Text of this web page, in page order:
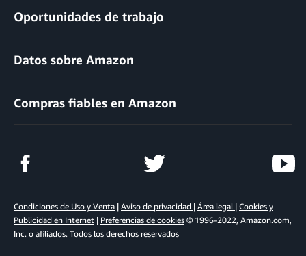
Oportunidades de trabajo
Datos sobre Amazon
Compras fiables en Amazon
Condiciones de Uso y Venta | Aviso de privacidad | Área legal | Cookies y
Publicidad en Internet | Preferencias de cookies © 1996-2022, Amazon.com,
Inc. o afiliados. Todos los derechos reservados